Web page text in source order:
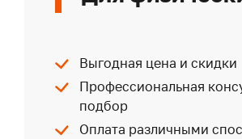
Выгодная цена и скидки
Профессиональная
подбор
Оплата различными